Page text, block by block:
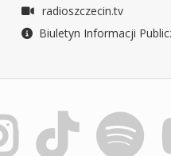
radioszczecin.tv
Biuletyn Informacji